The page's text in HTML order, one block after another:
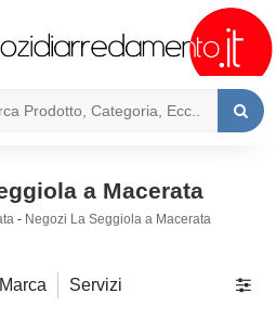
a Macerata
- Negozi La Seggiola a Macerata
Marca Servizi